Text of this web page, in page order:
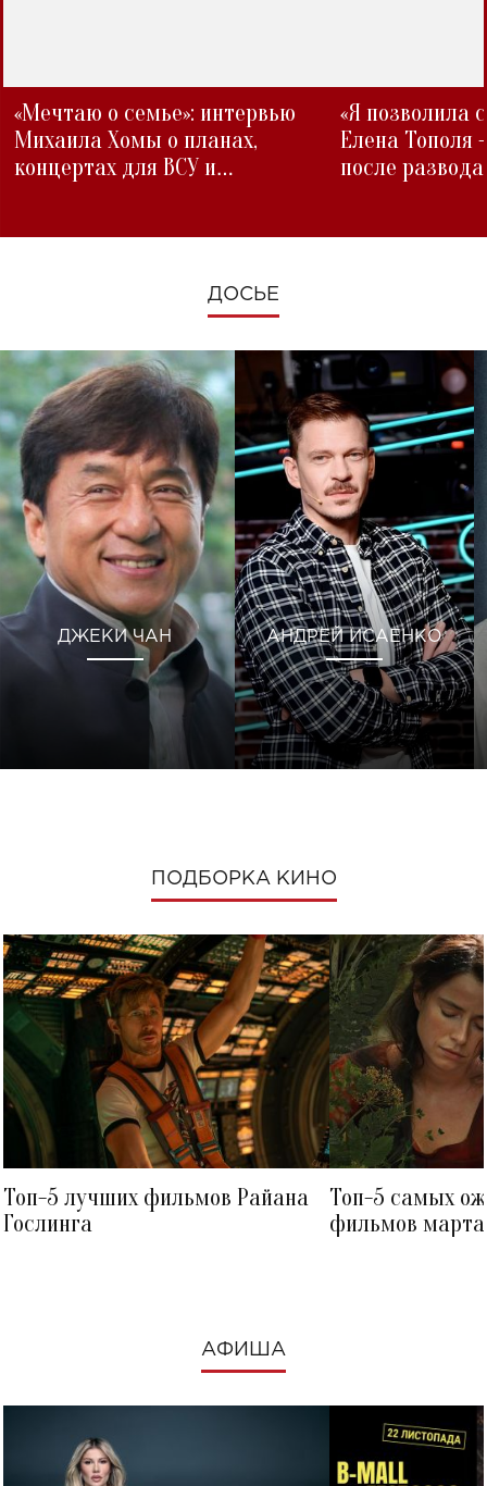
«Мечтаю о семье»: интервью
Михаила Хомы о планах,
концертах для ВСУ и
«Я позволила
Елена Тополя
после развода
ДОСЬЕ
ДЖЕКИ ЧАН АНДРЕЙ ИСАЕНКО
ПОДБОРКА КИНО
Топ-5 лучших фильмов Райана
Гослинга
Топ-5 самых
фильмов
АФИША